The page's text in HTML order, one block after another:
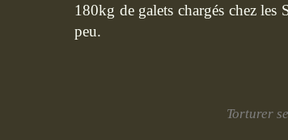
180kg de galets chargés chez les
peu.
Torturer